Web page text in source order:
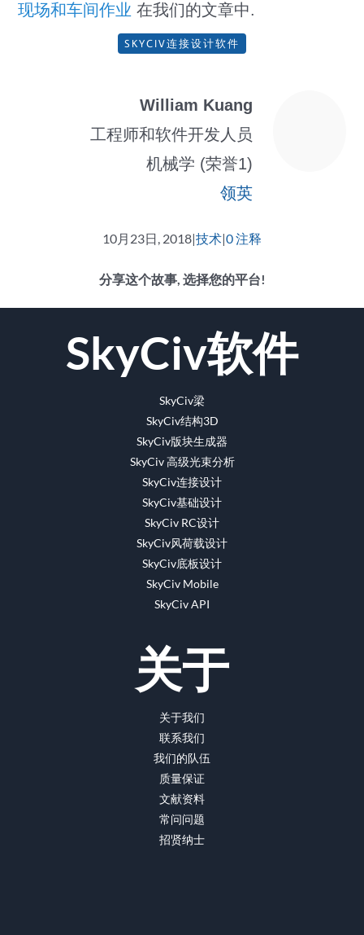
现场和车间作业 在我们的文章中.
SKYCIV连接设计软件
William Kuang
工程师和软件开发人员
机械学 (荣誉1)
领英
10月23日, 2018|技术|0 注释
分享这个故事, 选择您的平台!
邮
SkyCiv软件
SkyCiv梁
SkyCiv结构3D
SkyCiv版块生成器
SkyCiv 高级光束分析
SkyCiv连接设计
SkyCiv基础设计
SkyCiv RC设计
SkyCiv风荷载设计
SkyCiv底板设计
SkyCiv Mobile
SkyCiv API
关于
关于我们
联系我们
我们的队伍
质量保证
文献资料
常问问题
招贤纳士